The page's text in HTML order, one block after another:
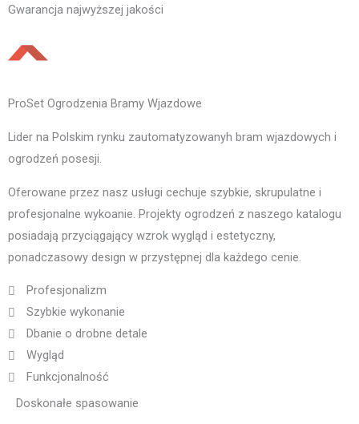
Gwarancja najwyższej jakości
ProSet Ogrodzenia Bramy Wjazdowe
Lider na Polskim rynku zautomatyzowanyh bram wjazdowych i
ogrodzeń posesji.
Oferowane przez nasz usługi cechuje szybkie, skrupulatne i
profesjonalne wykoanie. Projekty ogrodzeń z naszego katalogu
posiadają przyciągający wzrok wygląd i estetyczny,
ponadczasowy design w przystępnej dla każdego cenie.
Profesjonalizm
Szybkie wykonanie
Dbanie o drobne detale
Wygląd
Funkcjonalność
Doskonałe spasowanie